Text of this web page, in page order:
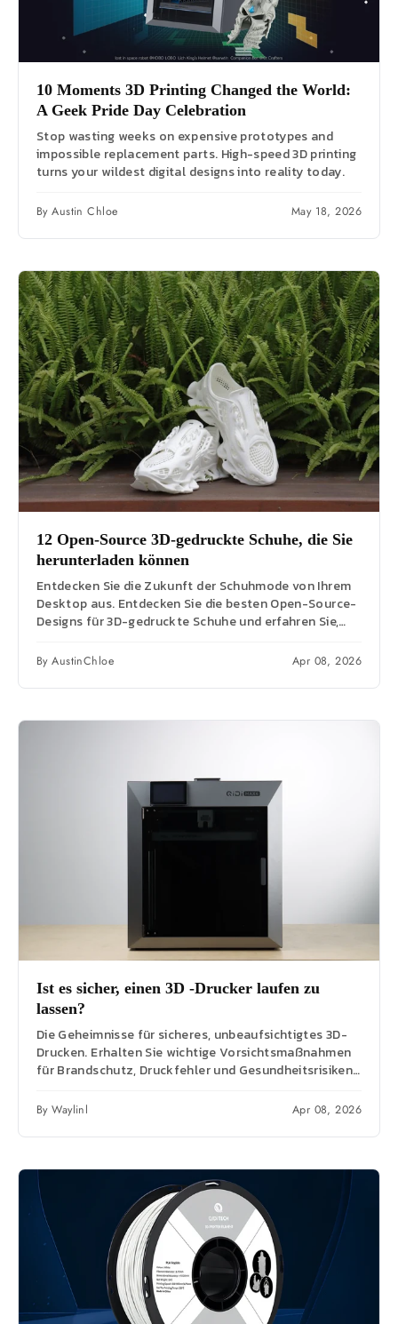
10 Moments 3D Printing Changed the World:
A Geek Pride Day Celebration
Stop wasting weeks on expensive prototypes and
impossible replacement parts. High-speed 3D printing
turns your wildest digital designs into reality today.
By Austin Chloe May 18, 2026
12 Open-Source 3D-gedruckte Schuhe, die Sie
herunterladen können
Entdecken Sie die Zukunft der Schuhmode von Ihrem
Desktop aus. Entdecken Sie die besten Open-Source-
Designs für 3D-gedruckte Schuhe und erfahren Sie,
By AustinChloe Apr 08, 2026
Ist es sicher, einen 3D -Drucker laufen zu
lassen?
Die Geheimnisse für sicheres, unbeaufsichtigtes 3D-
Drucken. Erhalten Sie wichtige Vorsichtsmaßnahmen
für Brandschutz, Druckfehler und Gesundheitsrisiken
By Waylinl Apr 08, 2026